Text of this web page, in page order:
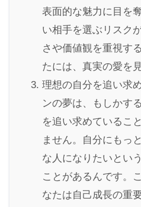
表面的な魅力に目を
い相手を選ぶリスク
さや価値観を重視す
たには、真実の愛を
理想の自分を追い求
ンの夢は、もしかす
を追い求めているこ
ません。自分にもっ
な人になりたいとい
ことがあるんです。
なたは自己成長の重